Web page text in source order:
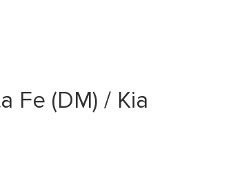
Fe (DM) / Kia